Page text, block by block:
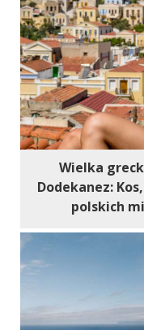
Wielka
Dodekanez:
polskich